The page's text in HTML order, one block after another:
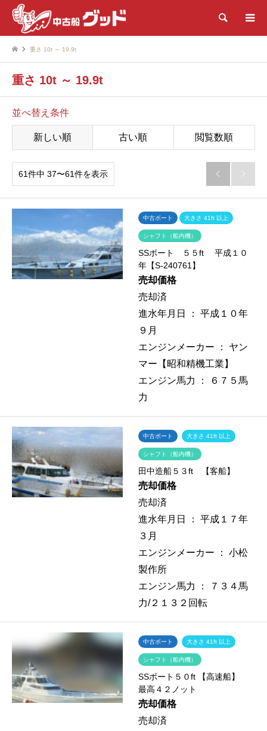
検索
重さ 10t ～ 19.9t
重さ 10t ～ 19.9t
並べ替え条件
新しい順 古い順 閲覧数順
61件中 37〜61件を表示  
中古ボート 大きさ 41ft 以上
シャフト（船内機）
SSボート ５５ft 平成１０
年【S-240761】
売却価格
売却済
進水年月日 ： 平成１０年
９月
エンジンメーカー ： ヤン
マー【昭和精機工業】
エンジン馬力 ：
６７５馬
力
中古ボート 大きさ 41ft 以上
シャフト（船内機）
田中造船５３ft 【客船】
売却価格
売却済
進水年月日 ： 平成１７年
３月
エンジンメーカー ： 小松
製作所
エンジン馬力 ：
７３４馬
力/２１３２回転
中古ボート 大きさ 41ft 以上
シャフト（船内機）
SSボート５０ft 【高速船】
最高４２ノット
売却価格
売却済